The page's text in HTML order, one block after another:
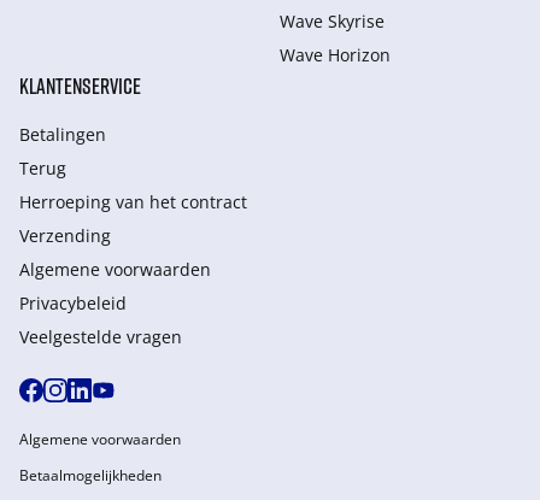
Wave Skyrise
Wave Horizon
KLANTENSERVICE
Betalingen
Terug
Herroeping van het contract
Verzending
Algemene voorwaarden
Privacybeleid
Veelgestelde vragen
Algemene voorwaarden
Betaalmogelijkheden